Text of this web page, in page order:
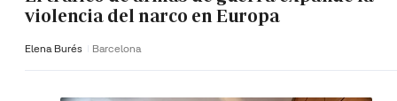
violencia del narco en Europa
Elena Burés Barcelona